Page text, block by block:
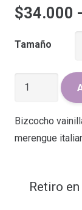
$34.000 -
Tamaño
Torta
Nuez
Bizcocho
merengue
Retiro